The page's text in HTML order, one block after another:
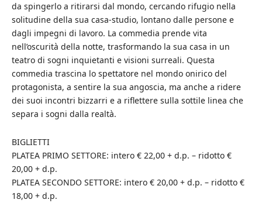
da spingerlo a ritirarsi dal mondo, cercando rifugio nella
solitudine della sua casa-studio, lontano dalle persone e
dagli impegni di lavoro. La commedia prende vita
nell’oscurità della notte, trasformando la sua casa in un
teatro di sogni inquietanti e visioni surreali. Questa
commedia trascina lo spettatore nel mondo onirico del
protagonista, a sentire la sua angoscia, ma anche a ridere
dei suoi incontri bizzarri e a riflettere sulla sottile linea che
separa i sogni dalla realtà.
BIGLIETTI
PLATEA PRIMO SETTORE: intero € 22,00 + d.p. – ridotto €
20,00 + d.p.
PLATEA SECONDO SETTORE: intero € 20,00 + d.p. – ridotto €
18,00 + d.p.